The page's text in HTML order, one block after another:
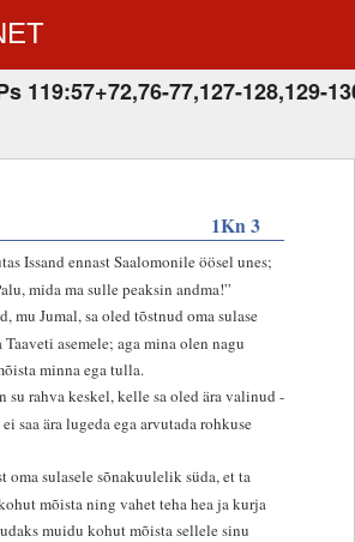
119:57+72,76-77,127-128,129-
1Kn 3
Issand ennast Saalomonile öösel unes;
mida ma sulle peaksin andma!”
mu Jumal, sa oled tõstnud oma sulase
asemele; aga mina olen nagu
minna ega tulla.
su rahva keskel, kelle sa oled ära valinud -
saa ära lugeda ega arvutada rohkuse
oma sulasele sõnakuulelik süda, et ta
mõista ning vahet teha hea ja kurja
muidu kohut mõista sellele sinu